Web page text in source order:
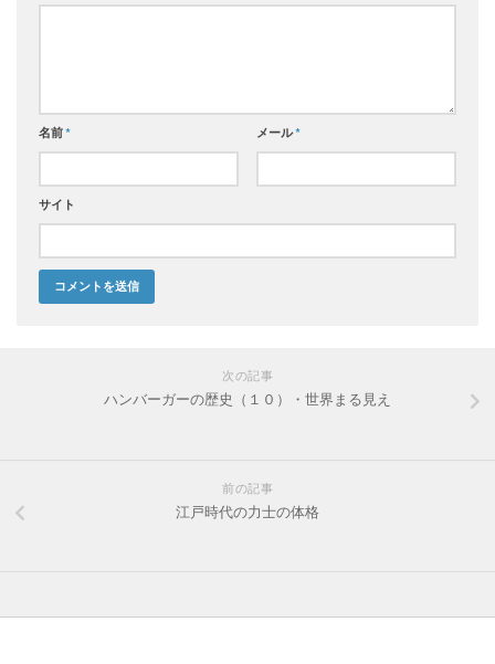
名前* メール*
サイト
次の記事
ハンバーガーの歴史（１０）・世界まる見え
前の記事
江戸時代の力士の体格